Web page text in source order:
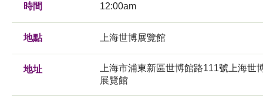
時間 12:00am
地點 上海世博展覽館
地址
上海市浦東新區世博館路111號上海世
展覽館